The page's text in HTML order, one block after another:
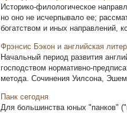
Историко-филологическое
но оно не исчерпывало ее;
богатством и иных направлений,
Фрэнсис Бэкон и английская
Начальный период развития
господством нормативно-
метода. Сочинения Уилсона,
Панк сегодня
Для большинства юных "панков"